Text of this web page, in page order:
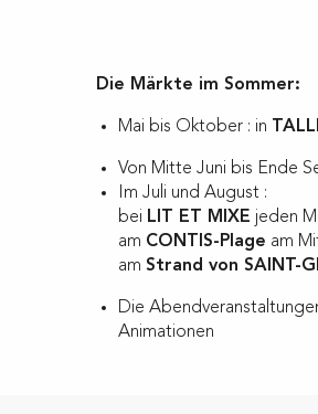
Die Märkte im Sommer:
Mai bis Oktober : in
Von Mitte Juni bis Ende
Im Juli und August :
bei LIT ET MIXE jeden
am CONTIS-Plage am
am Strand von SAINT-
Die
Animationen